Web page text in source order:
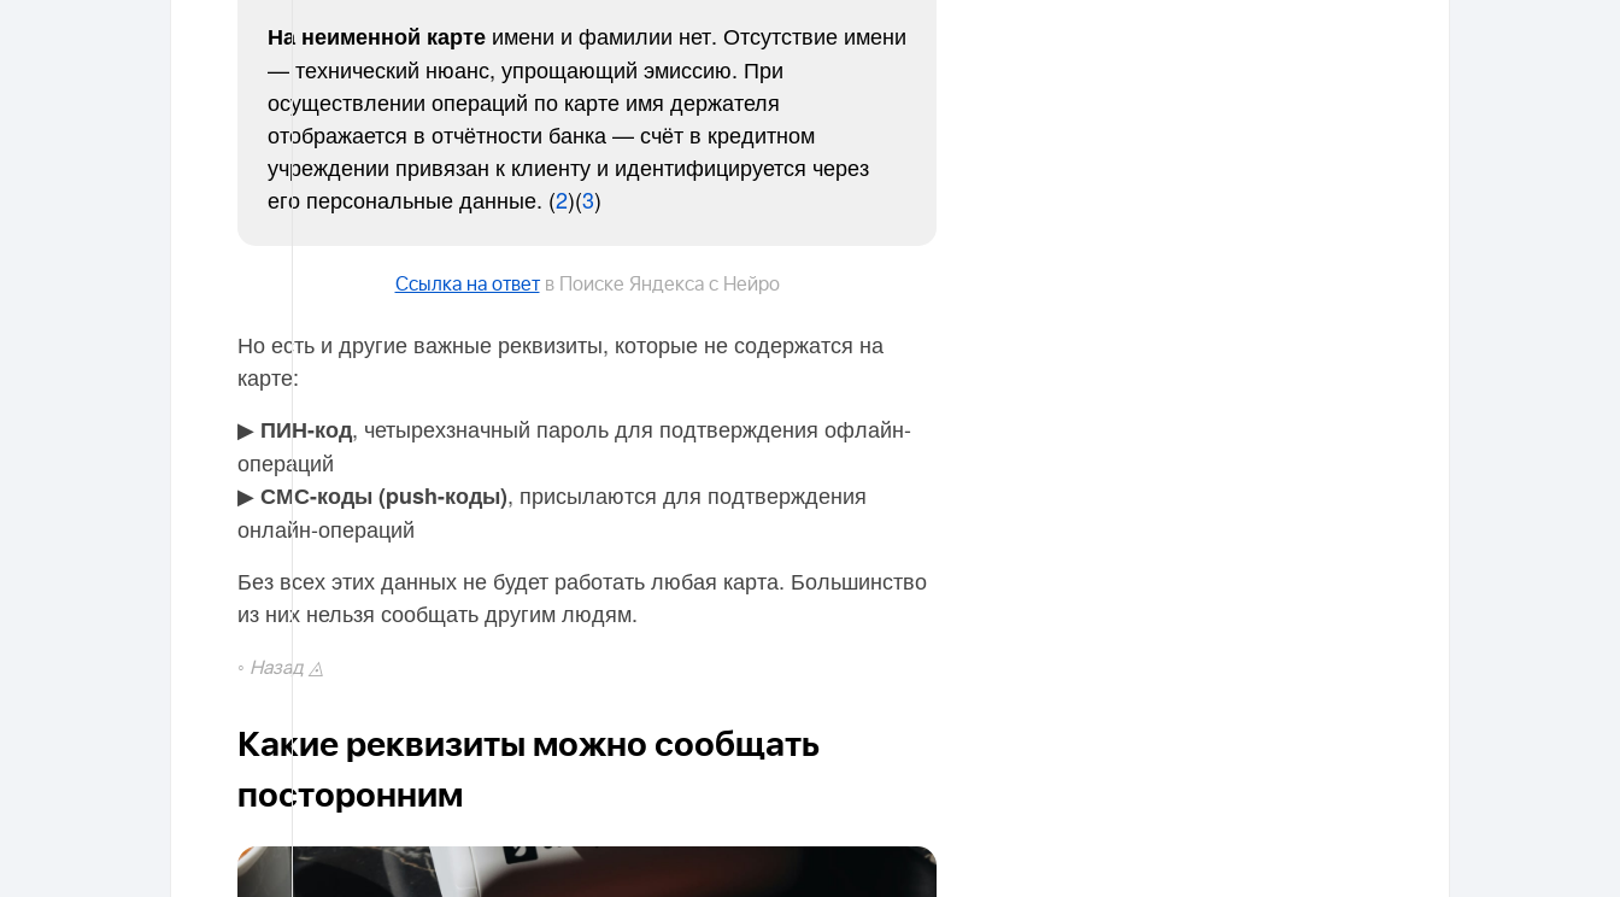
На неименной карте имени и фамилии нет. Отсутствие имени
— технический нюанс, упрощающий эмиссию. При
осуществлении операций по карте имя держателя
отображается в отчётности банка — счёт в кредитном
учреждении привязан к клиенту и идентифицируется через
его персональные данные. (2)(3)
Ссылка на ответв Поиске Яндекса с Нейро
Но есть и другие важные реквизиты, которые не содержатся на
карте:
▶︎ ПИН-код, четырехзначный пароль для подтверждения офлайн-
операций
▶︎СМС-коды (push-коды), присылаются для подтверждения
онлайн-операций
Без всех этих данных не будет работать любая карта. Большинство
из них нельзя сообщать другим людям.
◦ Назад ◬
Какие реквизиты можно сообщать
посторонним